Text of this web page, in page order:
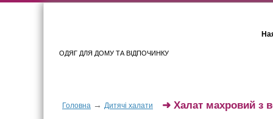
ОДЯГ ДЛЯ ДОМУ ТА ВІДПОЧИНКУ
Головна → Дитячі халати ➜ Халат махровий з